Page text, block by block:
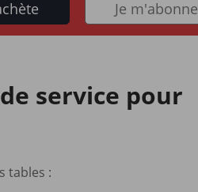
Je m'abonne
service pour
tables :